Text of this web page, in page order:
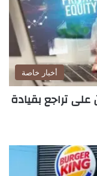
أخبار خاصة
على تراجع بقيادة